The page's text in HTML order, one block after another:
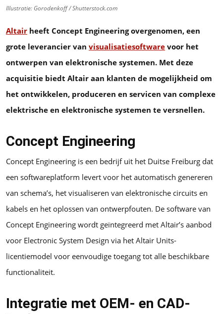
Illustratie: Gorodenkoff / Shutterstock.com
Altair heeft Concept Engineering overgenomen, een
grote leverancier van visualisatiesoftware voor het
ontwerpen van elektronische systemen. Met deze
acquisitie biedt Altair aan klanten de mogelijkheid om
het ontwikkelen, produceren en servicen van complexe
elektrische en elektronische systemen te versnellen.
Concept Engineering
Concept Engineering is een bedrijf uit het Duitse Freiburg dat
een softwareplatform levert voor het automatisch genereren
van schema’s, het visualiseren van elektronische circuits en
kabels en het oplossen van ontwerpfouten. De software van
Concept Engineering wordt geïntegreerd met Altair’s aanbod
voor Electronic System Design via het Altair Units-
licentiemodel voor eenvoudige toegang tot alle beschikbare
functionaliteit.
Integratie met OEM- en CAD-